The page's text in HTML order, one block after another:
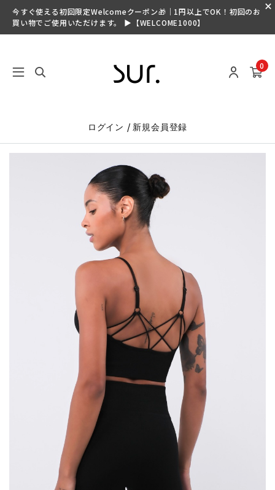
今すぐ使える初回限定Welcomeクーポン🎁｜1円以上でOK！初回のお
買い物でご使用いただけます。 ▶【WELCOME1000】
0
ログイン / 新規会員登録